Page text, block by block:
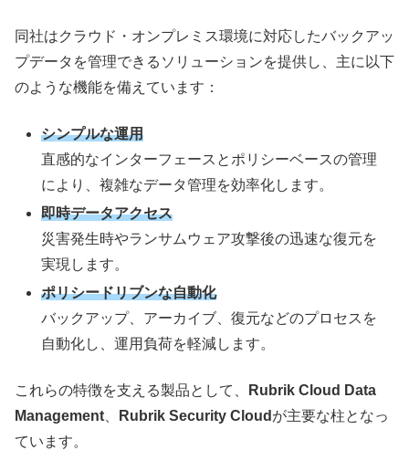
同社はクラウド・オンプレミス環境に対応したバックアッ
プデータを管理できるソリューションを提供し、主に以下
のような機能を備えています：
シンプルな運用
直感的なインターフェースとポリシーベースの管理
により、複雑なデータ管理を効率化します。
即時データアクセス
災害発生時やランサムウェア攻撃後の迅速な復元を
実現します。
ポリシードリブンな自動化
バックアップ、アーカイブ、復元などのプロセスを
自動化し、運用負荷を軽減します。
これらの特徴を支える製品として、
Rubrik Cloud Data
Management
Rubrik Security Cloud が主要な柱となっ
ています。